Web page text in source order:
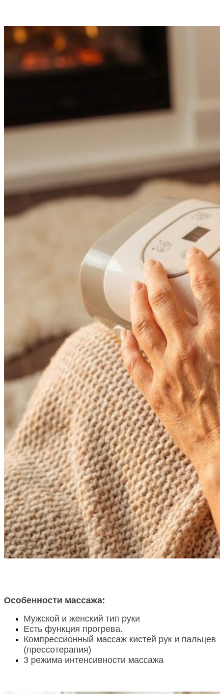
Особенности массажа:
Мужской и женский тип руки
Есть функция прогрева.
Компрессионный массаж кистей рук и пальцев
(прессотерапия)
3 режима интенсивности массажа